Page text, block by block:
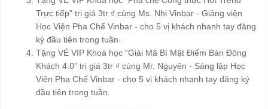
Trực tiếp" trị giá 3tr ₫ cùng Ms. Nhi Vinbar - Giảng viện
Học Viện Pha Chế Vinbar - cho 5 vị khách nhanh tay đăng
ký đầu tiên trong tuần.
Tặng VÉ VIP Khoá học “Giải Mã Bí Mật Điểm Bán Đông
Khách 4.0” trị giá 3tr ₫ cùng Mr. Nguyên - Sáng lập Học
Viện Pha Chế Vinbar - cho 5 vị khách nhanh tay đăng ký
đầu tiên trong tuần.